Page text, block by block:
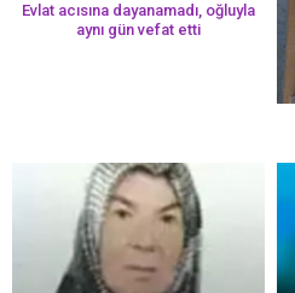
Evlat acısına dayanamadı, oğluyla
aynı gün vefat etti